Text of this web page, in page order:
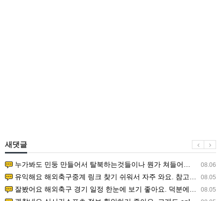
새댓글
08.06
누가봐도 민둥 만들어서 탈북하는것들이나 뭔가 쳐들어오는 낌새를 미리 알아차리기 위함이지 저걸 전쟁준비라고 하…
08.05
유익해요 해외축구중계 링크 찾기 쉬워서 자주 와요. 참고로 무료스포츠중계 정보 확인할 때 출처 꼭 체크해요.…
08.05
잘봤어요 해외축구 경기 일정 한눈에 보기 좋아요. 덕분에 epl중계 볼 때 공식 중계 채널 먼저 찾아봐요. …